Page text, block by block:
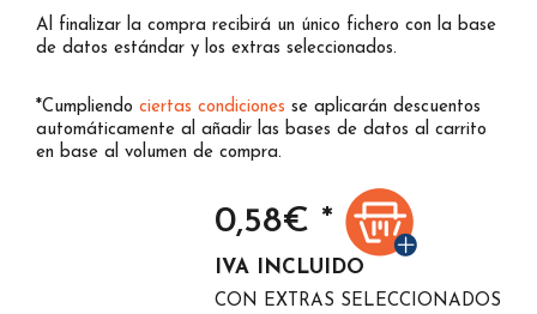
Al finalizar la compra recibirá un único fichero con la base
de datos estándar y los extras seleccionados.
*Cumpliendo ciertas condiciones se aplicarán descuentos
automáticamente al añadir las bases de datos al carrito
en base al volumen de compra.
0,58€ *
IVA INCLUIDO
CON EXTRAS SELECCIONADOS